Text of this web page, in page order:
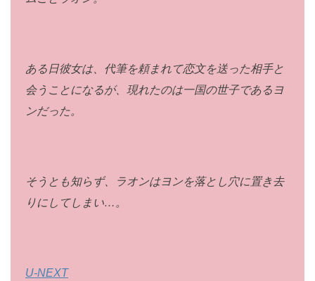
ある日彼女は、代筆を頼まれて恋文を送った相手と
会うことになるが、現れたのは一国の世子であるヨ
ンだった。
そうとも知らず、ラオンはヨンを落とし穴に置き去
りにしてしまい…。
U-NEXT